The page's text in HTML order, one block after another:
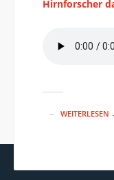
Hirnforscher
WEITERLESEN